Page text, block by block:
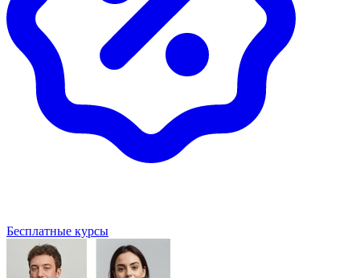
Бесплатные курсы